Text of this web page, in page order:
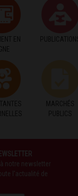
EN
PUBLICATIONS
MARCHÉS
PUBLICS
notre newsletter
l'actualité de